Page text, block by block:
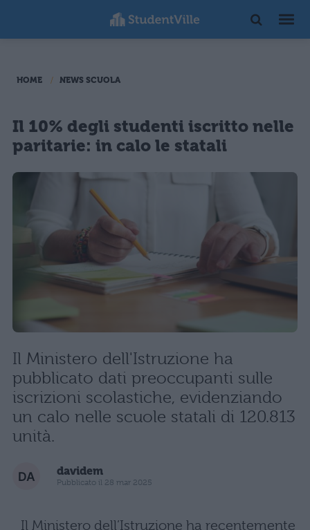
HOME NEWS SCUOLA
Il 10% degli studenti iscritto nelle
paritarie: in calo le statali
Il Ministero dell'Istruzione ha
pubblicato dati preoccupanti sulle
iscrizioni scolastiche, evidenziando
un calo nelle scuole statali di 120.813
unità.
davidem
Pubblicato il 28 mar 2025
Il Ministero dell’Istruzione ha recentemente